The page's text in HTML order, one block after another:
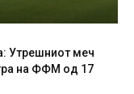
Утрешниот меч
на ФФМ од 17